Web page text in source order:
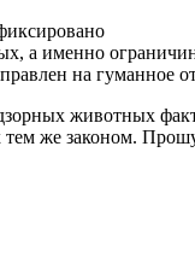
а именно
на гуманное
животных
же законом.